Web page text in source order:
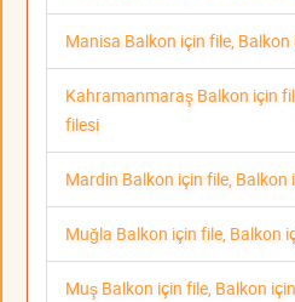
Manisa Balkon için file,
Kahramanmaraş Balkon için
filesi
Mardin Balkon için file, Balkon
Muğla Balkon için file, Balkon
Muş Balkon için file, Balkon